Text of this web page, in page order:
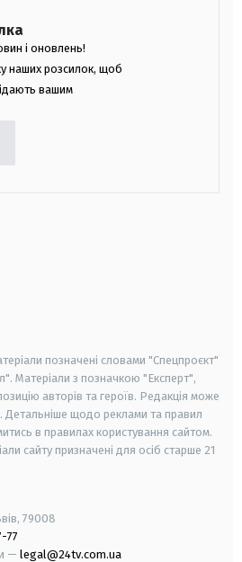
і оновлень!
наших розсилок, щоб
вашим
позначені словами "Спецпроєкт"
Матеріали з позначкою "Експерт",
авторів та героїв. Редакція може
Детальніше щодо реклами та правил
в правилах користування сайтом.
сайту призначені для осіб старше 21
79008
77
— legal@24tv.com.ua